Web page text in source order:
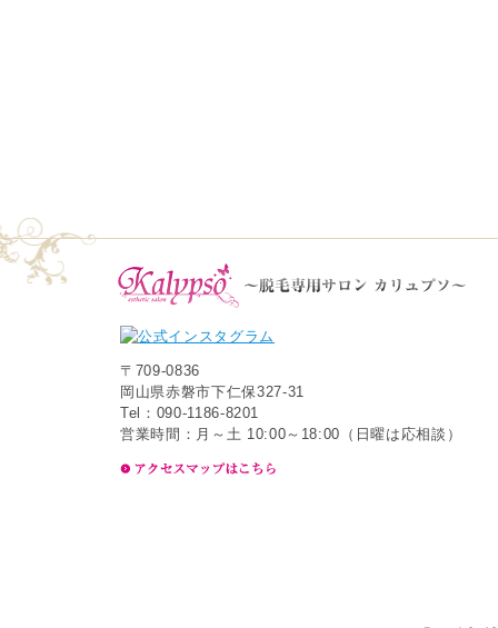
〒709-0836
岡山県赤磐市下仁保327-31
Tel：090-1186-8201
営業時間：月～土 10:00～18:00（日曜は応相談）